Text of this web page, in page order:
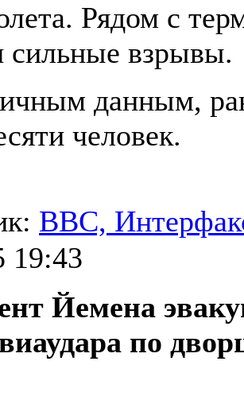
Рядом с
сильные взрывы.
данным,
человек.
BBC,
19:43
Йемена
по